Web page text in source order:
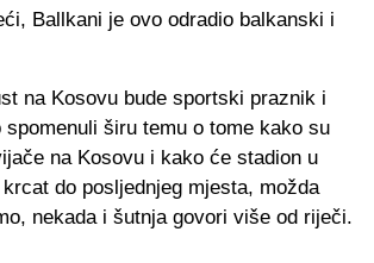
Ballkani je ovo odradio balkanski i
na Kosovu bude sportski praznik i
spomenuli širu temu o tome kako su
na Kosovu i kako će stadion u
do posljednjeg mjesta, možda
nekada i šutnja govori više od riječi.